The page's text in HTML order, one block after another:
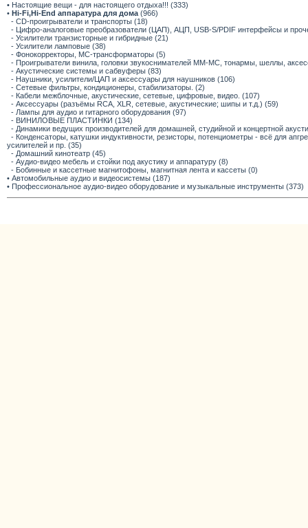
• Настоящие вещи - для настоящего отдыха!!! (333)
• Hi-Fi,Hi-End аппаратура для дома (966)
- CD-проигрыватели и транспорты (18)
- Цифро-аналоговые преобразователи (ЦАП), АЦП, USB-S/PDIF интерфейсы и
- Усилители транзисторные и гибридные (21)
- Усилители ламповые (38)
- Фонокорректоры, МС-трансформаторы (5)
- Проигрыватели винила, головки звукоснимателей ММ-МС, тонармы, шеллы,
- Акустические системы и сабвуферы (83)
- Наушники, усилители/ЦАП и аксессуары для наушников (106)
- Сетевые фильтры, кондиционеры, стабилизаторы. (2)
- Кабели межблочные, акустические, сетевые, цифровые, видео. (107)
- Аксессуары (разъёмы RCA, XLR, сетевые, акустические; шипы и т.д.) (59)
- Лампы для аудио и гитарного оборудования (97)
- ВИНИЛОВЫЕ ПЛАСТИНКИ (134)
- Динамики ведущих производителей для домашней, студийной и концертной
- Конденсаторы, катушки индуктивности, резисторы, потенциометры - всё для
усилителей и пр. (35)
- Домашний кинотеатр (45)
- Аудио-видео мебель и стойки под акустику и аппаратуру (8)
- Бобинные и кассетные магнитофоны, магнитная лента и кассеты (0)
• Автомобильные аудио и видеосистемы (187)
• Профессиональное аудио-видео оборудование и музыкальные инструменты (373)